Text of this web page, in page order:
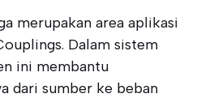
merupakan area aplikasi
Dalam sistem
ini membantu
dari sumber ke beban